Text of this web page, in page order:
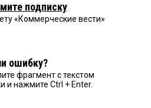
подписку
«Коммерческие вести»
ошибку?
фрагмент с текстом
и нажмите Ctrl + Enter.